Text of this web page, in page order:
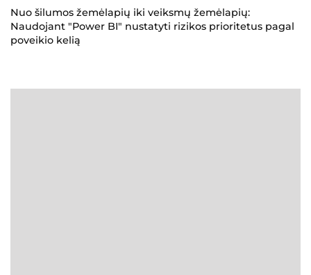
Nuo šilumos žemėlapių iki veiksmų žemėlapių:
Naudojant "Power BI" nustatyti rizikos prioritetus pagal
poveikio kelią